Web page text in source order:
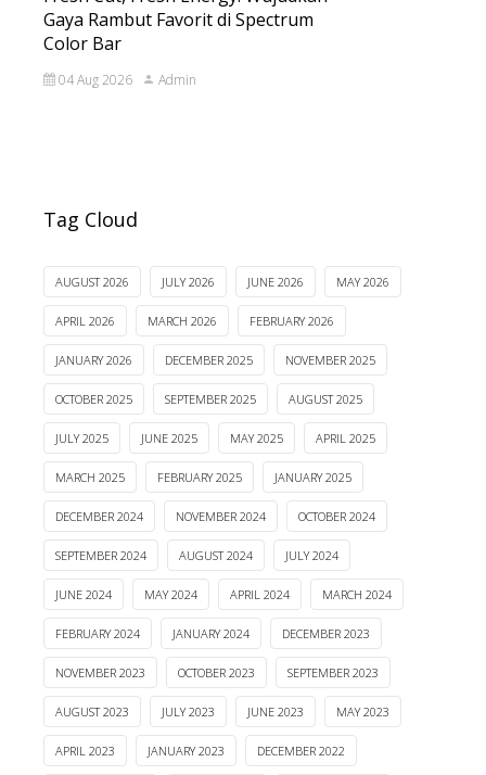
Gaya Rambut Favorit di Spectrum
Color Bar
04 Aug 2026 Admin
Tag Cloud
AUGUST 2026 JULY 2026 JUNE 2026 MAY 2026
APRIL 2026 MARCH 2026 FEBRUARY 2026
JANUARY 2026 DECEMBER 2025 NOVEMBER 2025
OCTOBER 2025 SEPTEMBER 2025 AUGUST 2025
JULY 2025 JUNE 2025 MAY 2025 APRIL 2025
MARCH 2025 FEBRUARY 2025 JANUARY 2025
DECEMBER 2024 NOVEMBER 2024 OCTOBER 2024
SEPTEMBER 2024 AUGUST 2024 JULY 2024
JUNE 2024 MAY 2024 APRIL 2024 MARCH 2024
FEBRUARY 2024 JANUARY 2024 DECEMBER 2023
NOVEMBER 2023 OCTOBER 2023 SEPTEMBER 2023
AUGUST 2023 JULY 2023 JUNE 2023 MAY 2023
APRIL 2023 JANUARY 2023 DECEMBER 2022